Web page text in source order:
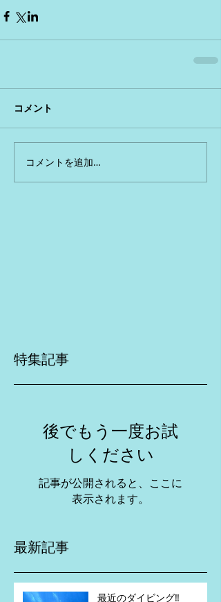
コメント
コメントを追加…
特集記事
後でもう一度お試
しください
記事が公開されると、ここに
表示されます。
最新記事
最近のダイビング‼️